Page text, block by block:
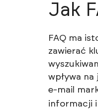
Jak
FAQ ma
zawierać
wpływa
e-mail
informacji